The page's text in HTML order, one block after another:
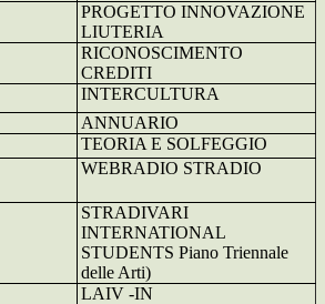
PROGETTO INNOVAZIONE
LIUTERIA
RICONOSCIMENTO
CREDITI
INTERCULTURA
ANNUARIO
TEORIA E SOLFEGGIO
WEBRADIO STRADIO
STRADIVARI
INTERNATIONAL
STUDENTS Piano Triennale
delle Arti)
LAIV -IN